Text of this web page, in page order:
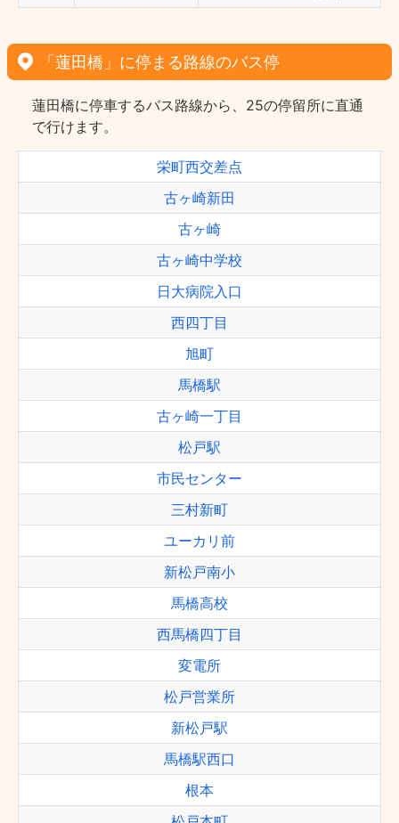
「蓮田橋」に停まる路線のバス停
蓮田橋に停車するバス路線から、25の停留所に直通
で行けます。
栄町西交差点
古ヶ崎新田
古ヶ崎
古ヶ崎中学校
日大病院入口
西四丁目
旭町
馬橋駅
古ヶ崎一丁目
松戸駅
市民センター
三村新町
ユーカリ前
新松戸南小
馬橋高校
西馬橋四丁目
変電所
松戸営業所
新松戸駅
馬橋駅西口
根本